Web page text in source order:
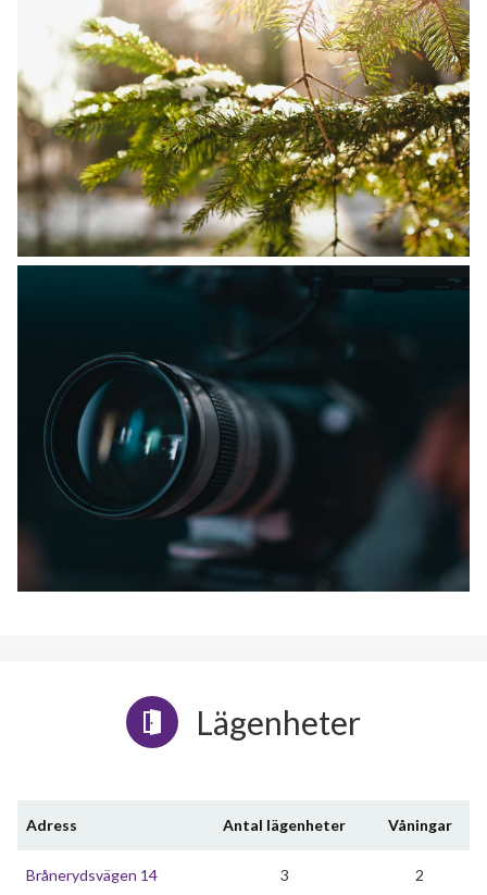
Lägenheter
Adress Antal lägenheter Våningar
Brånerydsvägen 14 3 2